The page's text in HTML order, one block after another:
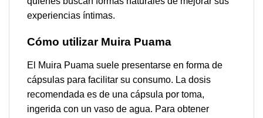
experiencias íntimas.
Cómo utilizar Muira Puama
El Muira Puama suele presentarse en forma de
cápsulas para facilitar su consumo. La dosis
recomendada es de una cápsula por toma,
ingerida con un vaso de agua. Para obtener